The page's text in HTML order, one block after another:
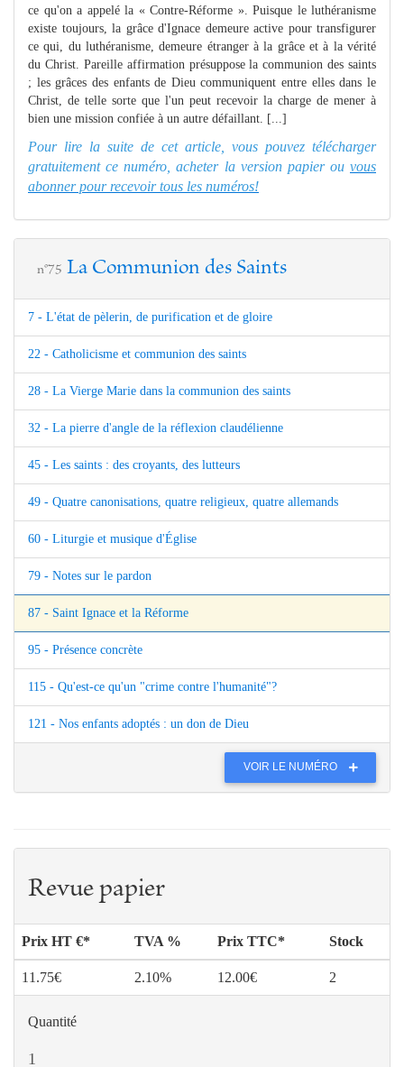
ce qu'on a appelé la « Contre-Réforme ». Puisque le luthéranisme
existe toujours, la grâce d'Ignace demeure active pour transfigurer
ce qui, du luthéranisme, demeure étranger à la grâce et à la vérité
du Christ. Pareille affirmation présuppose la communion des saints
; les grâces des enfants de Dieu communiquent entre elles dans le
Christ, de telle sorte que l'un peut recevoir la charge de mener à
bien une mission confiée à un autre défaillant. [...]
Pour lire la suite de cet article, vous pouvez télécharger
gratuitement ce numéro, acheter la version papier ou vous
abonner pour recevoir tous les numéros!
n°75 La Communion des Saints
7 - L'état de pèlerin, de purification et de gloire
22 - Catholicisme et communion des saints
28 - La Vierge Marie dans la communion des saints
32 - La pierre d'angle de la réflexion claudélienne
45 - Les saints : des croyants, des lutteurs
49 - Quatre canonisations, quatre religieux, quatre allemands
60 - Liturgie et musique d'Église
79 - Notes sur le pardon
87 - Saint Ignace et la Réforme
95 - Présence concrète
115 - Qu'est-ce qu'un "crime contre l'humanité"?
121 - Nos enfants adoptés : un don de Dieu
VOIR LE NUMÉRO
Revue papier
Prix HT €* TVA % Prix TTC* Stock
11.75€ 2.10% 12.00€ 2
Quantité